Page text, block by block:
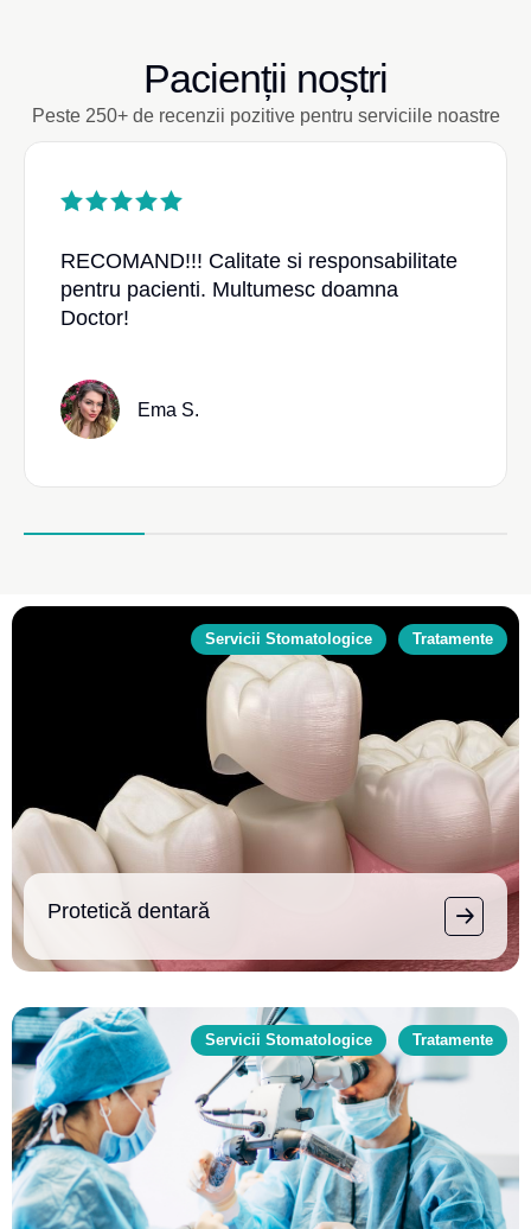
Pacienții noștri
Peste 250+ de recenzii pozitive pentru serviciile noastre
RECOMAND!!! Calitate si responsabilitate
pentru pacienti. Multumesc doamna
Doctor!
Ema S.
Servicii Stomatologice Tratamente
Protetică dentară
Servicii Stomatologice Tratamente